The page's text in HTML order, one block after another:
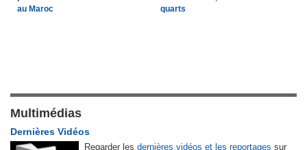
au Maroc
quarts
Multimédias
Dernières Vidéos
Regarder les dernières vidéos et les reportages sur